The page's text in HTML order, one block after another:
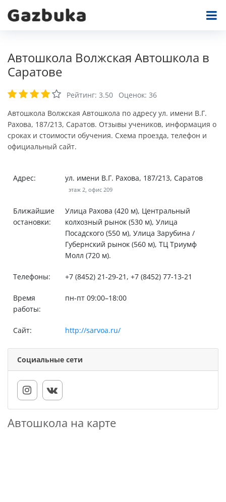
Автошкола Волжская Автошкола в
Саратове
Рейтинг: 3.50 Оценок: 36
Автошкола Волжская Автошкола по адресу ул. имени В.Г.
Рахова, 187/213, Саратов. Отзывы учеников, информация о
сроках и стоимости обучения. Схема проезда, телефон и
официальный сайт.
Адрес: ул. имени В.Г. Рахова, 187/213, Саратов
этаж 2, офис 209
Ближайшие
остановки:
Улица Рахова (420 м), Центральный
колхозный рынок (530 м), Улица
Посадского (550 м), Улица Зарубина /
Губернский рынок (560 м), ТЦ Триумф
Молл (720 м).
Телефоны: +7 (8452) 21-29-21, +7 (8452) 77-13-21
Время
работы:
пн-пт 09:00–18:00
Сайт: http://sarvoa.ru/
Социальные сети
Автошкола на карте